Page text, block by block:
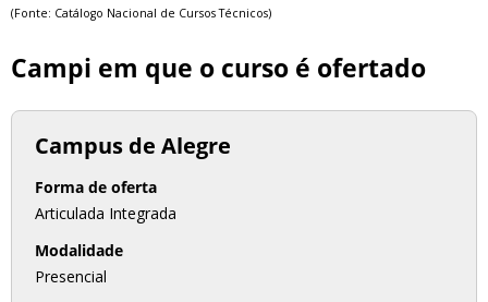
(Fonte: Catálogo Nacional de Cursos Técnicos)
Campi em que o curso é ofertado
Campus de Alegre
Forma de oferta
Articulada Integrada
Modalidade
Presencial